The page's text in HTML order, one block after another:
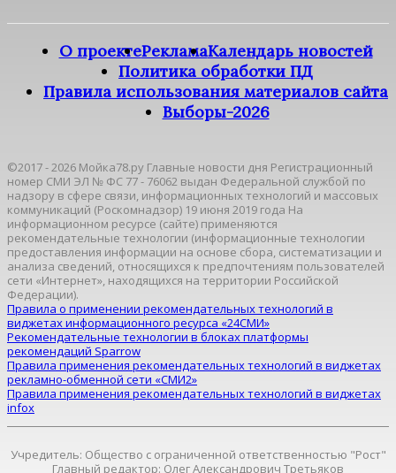
О проектеРекламаКалендарь новостей
Политика обработки ПД
Правила использования материалов сайта
Выборы-2026
©2017 - 2026 Мойка78.ру Главные новости дня Регистрационный
номер СМИ ЭЛ № ФС 77 - 76062 выдан Федеральной службой по
надзору в сфере связи, информационных технологий и массовых
коммуникаций (Роскомнадзор) 19 июня 2019 года На
информационном ресурсе (сайте) применяются
рекомендательные технологии (информационные технологии
предоставления информации на основе сбора, систематизации и
анализа сведений, относящихся к предпочтениям пользователей
сети «Интернет», находящихся на территории Российской
Федерации).
Правила о применении рекомендательных технологий в
виджетах информационного ресурса «24СМИ»
Рекомендательные технологии в блоках платформы
рекомендаций Sparrow
Правила применения рекомендательных технологий в виджетах
рекламно-обменной сети «СМИ2»
Правила применения рекомендательных технологий в виджетах
infox
Учредитель: Общество с ограниченной ответственностью "Рост"
Главный редактор: Олег Александрович Третьяков